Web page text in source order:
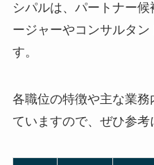
シパルは、パートナー
ージャーやコンサルタ
す。
各職位の特徴や主な業
ていますので、ぜひ参考